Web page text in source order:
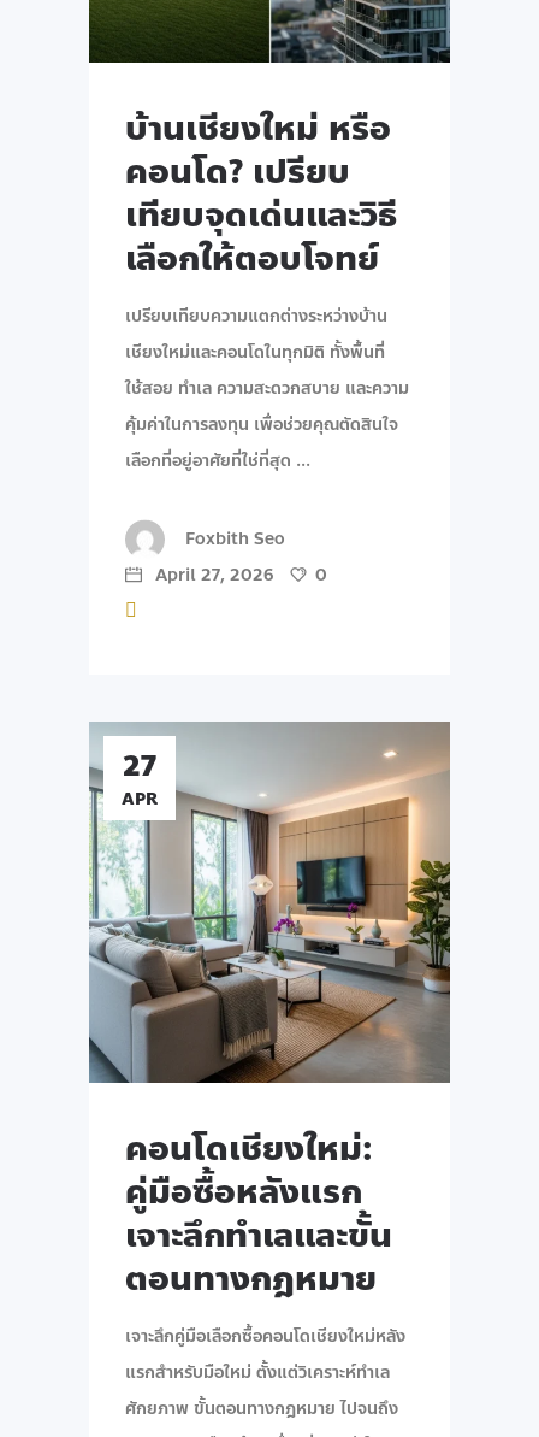
บ้านเชียงใหม่ หรือ
คอนโด? เปรียบ
เทียบจุดเด่นและวิธี
เลือกให้ตอบโจทย์
เปรียบเทียบความแตกต่างระหว่างบ้าน
เชียงใหม่และคอนโดในทุกมิติ ทั้งพื้นที่
ใช้สอย ทำเล ความสะดวกสบาย และความ
คุ้มค่าในการลงทุน เพื่อช่วยคุณตัดสินใจ
เลือกที่อยู่อาศัยที่ใช่ที่สุด
Foxbith Seo
April 27, 2026
0
27
APR
คอนโดเชียงใหม่:
คู่มือซื้อหลังแรก
เจาะลึกทำเลและขั้น
ตอนทางกฎหมาย
เจาะลึกคู่มือเลือกซื้อคอนโดเชียงใหม่หลัง
แรกสำหรับมือใหม่ ตั้งแต่วิเคราะห์ทำเล
ศักยภาพ ขั้นตอนทางกฎหมาย ไปจนถึง